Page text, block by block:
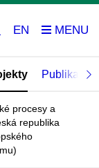
EN
Publikace
procesy a
republika